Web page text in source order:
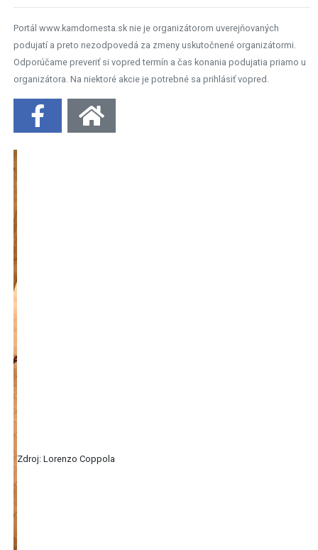
Portál www.kamdomesta.sk nie je organizátorom uverejňovaných
podujatí a preto nezodpovedá za zmeny uskutočnené organizátormi.
Odporúčame preveriť si vopred termín a čas konania podujatia priamo u
organizátora. Na niektoré akcie je potrebné sa prihlásiť vopred.